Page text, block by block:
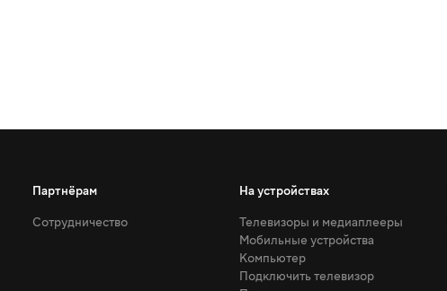
Партнёрам
Сотрудничество
На устройствах
Телевизоры и медиаплееры
Мобильные устройства
Компьютер
Подключить телевизор